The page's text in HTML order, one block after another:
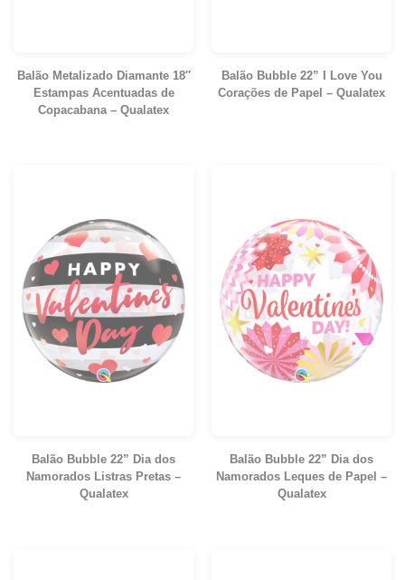
Balão Metalizado Diamante 18″
Estampas Acentuadas de
Copacabana – Qualatex
Balão Bubble 22” I Love You
Corações de Papel – Qualatex
Balão Bubble 22” Dia dos
Namorados Listras Pretas –
Qualatex
Balão Bubble 22” Dia dos
Namorados Leques de Papel –
Qualatex